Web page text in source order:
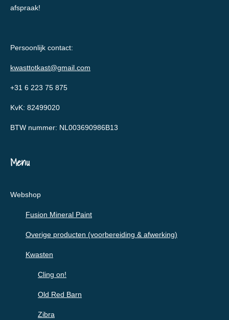
afspraak!
Persoonlijk contact:
kwasttotkast@gmail.com
+31 6 223 75 875
KvK: 82499020
BTW nummer: NL003690986B13
Menu
Webshop
Fusion Mineral Paint
Overige producten (voorbereiding & afwerking)
Kwasten
Cling on!
Old Red Barn
Zibra